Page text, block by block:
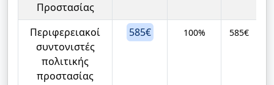
Προστασίας
Περιφερειακοί
συντονιστές
πολιτικής
προστασίας
585€ 100% 585€